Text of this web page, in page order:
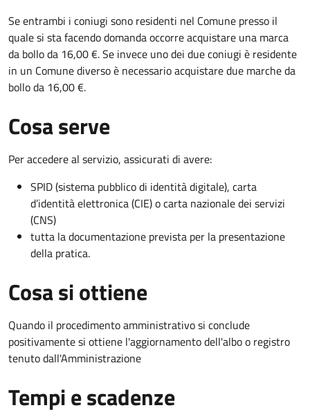
Se entrambi i coniugi sono residenti nel Comune presso il
quale si sta facendo domanda occorre acquistare una marca
da bollo da 16,00 €. Se invece uno dei due coniugi è residente
in un Comune diverso è necessario acquistare due marche da
bollo da 16,00 €.
Cosa serve
Per accedere al servizio, assicurati di avere:
SPID (sistema pubblico di identità digitale), carta
d’identità elettronica (CIE) o carta nazionale dei servizi
(CNS)
tutta la documentazione prevista per la presentazione
della pratica.
Cosa si ottiene
Quando il procedimento amministrativo si conclude
positivamente si ottiene l'aggiornamento dell'albo o registro
tenuto dall'Amministrazione
Tempi e scadenze